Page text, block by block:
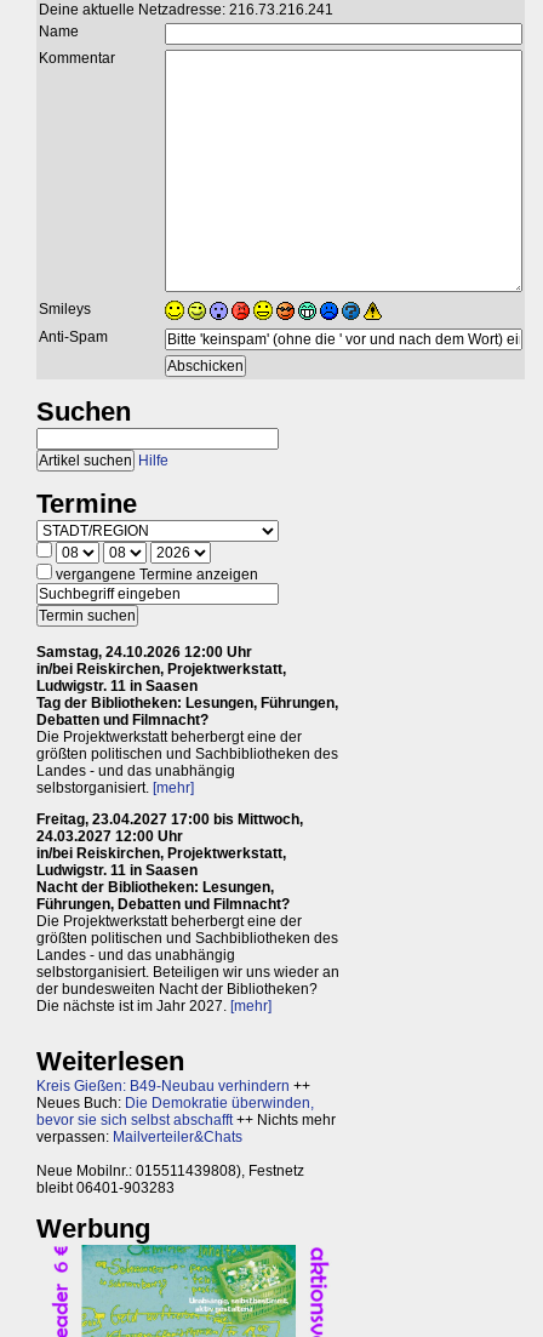
Deine aktuelle Netzadresse: 216.73.216.241
Name
Kommentar
Smileys
Anti-Spam
Suchen
Hilfe
Termine
vergangene Termine anzeigen
Samstag, 24.10.2026 12:00 Uhr
in/bei Reiskirchen, Projektwerkstatt,
Ludwigstr. 11 in Saasen
Tag der Bibliotheken: Lesungen, Führungen,
Debatten und Filmnacht?
Die Projektwerkstatt beherbergt eine der
größten politischen und Sachbibliotheken des
Landes - und das unabhängig
selbstorganisiert. [mehr]
Freitag, 23.04.2027 17:00 bis Mittwoch,
24.03.2027 12:00 Uhr
in/bei Reiskirchen, Projektwerkstatt,
Ludwigstr. 11 in Saasen
Nacht der Bibliotheken: Lesungen,
Führungen, Debatten und Filmnacht?
Die Projektwerkstatt beherbergt eine der
größten politischen und Sachbibliotheken des
Landes - und das unabhängig
selbstorganisiert. Beteiligen wir uns wieder an
der bundesweiten Nacht der Bibliotheken?
Die nächste ist im Jahr 2027. [mehr]
Weiterlesen
Kreis Gießen: B49-Neubau verhindern ++
Neues Buch: Die Demokratie überwinden,
bevor sie sich selbst abschafft++ Nichts mehr
verpassen: Mailverteiler&Chats
Neue Mobilnr.: 015511439808), Festnetz
bleibt 06401-903283
Werbung